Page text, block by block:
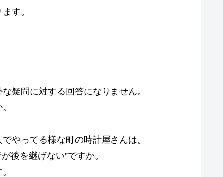
す。
疑問に対する回答になりません。
やってる様な町の時計屋さんは。
後を継げない”ですか。